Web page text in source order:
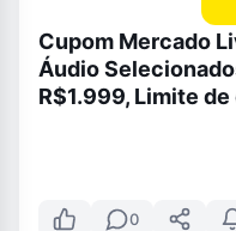
Cupom Mercado
Áudio
R$1.999, Limite
0